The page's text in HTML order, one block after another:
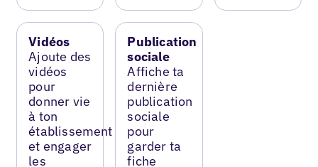
Vidéos
Ajoute des
vidéos
pour
donner vie
à ton
établissement
et engager
les
Publication
sociale
Affiche ta
dernière
publication
sociale
pour
garder ta
fiche